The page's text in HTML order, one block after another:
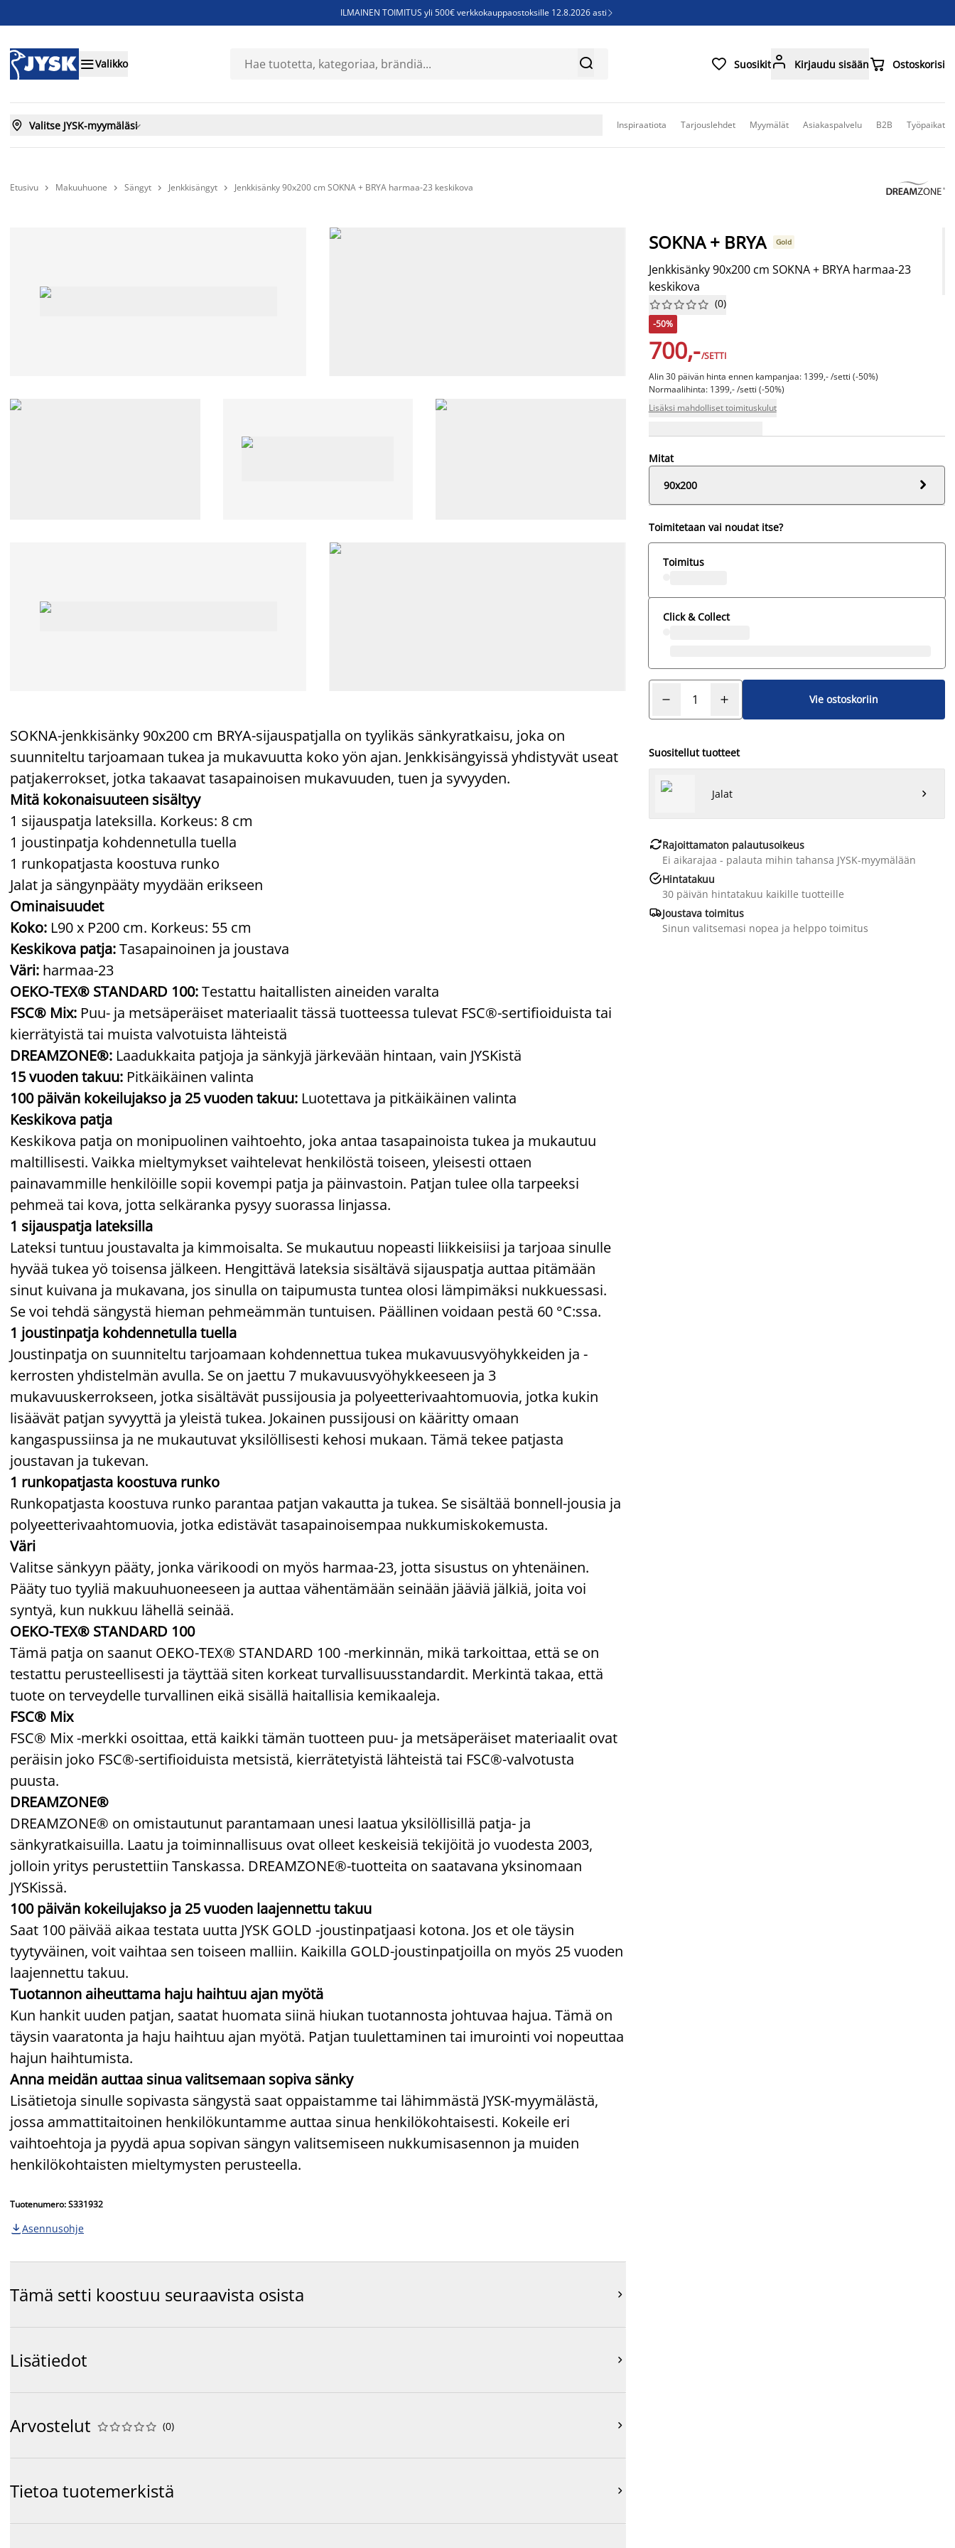
ILMAINEN TOIMITUS yli 500€ verkkokauppaostoksille 12.8.2026 asti 
Sijauspatjoja - Säästä jopa 60%
Valikko   Suosikit Kirjaudu sisään Ostoskorisi
 Valitse JYSK-myymäläsi Inspiraatiota Tarjouslehdet Myymälät Asiakaspalvelu B2B Työpaikat
Etusivu  Makuuhuone  Sängyt  Jenkkisängyt  Jenkkisänky 90x200 cm SOKNA + BRYA harmaa-23 keskikova
SOKNA-jenkkisänky 90x200 cm BRYA-sijauspatjalla on tyylikäs sänkyratkaisu, joka on
suunniteltu tarjoamaan tukea ja mukavuutta koko yön ajan. Jenkkisängyissä yhdistyvät useat
patjakerrokset, jotka takaavat tasapainoisen mukavuuden, tuen ja syvyyden.
Mitä kokonaisuuteen sisältyy
1 sijauspatja lateksilla. Korkeus: 8 cm
1 joustinpatja kohdennetulla tuella
1 runkopatjasta koostuva runko
Jalat ja sängynpääty myydään erikseen
Ominaisuudet
Koko: L90 x P200 cm. Korkeus: 55 cm
Keskikova patja:Tasapainoinen ja joustava
Väri: harmaa-23
OEKO-TEX® STANDARD 100:Testattu haitallisten aineiden varalta
FSC® Mix: Puu- ja metsäperäiset materiaalit tässä tuotteessa tulevat FSC®-sertifioiduista tai
kierrätyistä tai muista valvotuista lähteistä
DREAMZONE®: Laadukkaita patjoja ja sänkyjä järkevään hintaan, vain JYSKistä
15 vuoden takuu: Pitkäikäinen valinta
100 päivän kokeilujakso ja 25 vuoden takuu: Luotettava ja pitkäikäinen valinta
Keskikova patja
Keskikova patja on monipuolinen vaihtoehto, joka antaa tasapainoista tukea ja mukautuu
maltillisesti. Vaikka mieltymykset vaihtelevat henkilöstä toiseen, yleisesti ottaen
painavammille henkilöille sopii kovempi patja ja päinvastoin. Patjan tulee olla tarpeeksi
pehmeä tai kova, jotta selkäranka pysyy suorassa linjassa.
1 sijauspatja lateksilla
Lateksi tuntuu joustavalta ja kimmoisalta. Se mukautuu nopeasti liikkeisiisi ja tarjoaa sinulle
hyvää tukea yö toisensa jälkeen. Hengittävä lateksia sisältävä sijauspatja auttaa pitämään
sinut kuivana ja mukavana, jos sinulla on taipumusta tuntea olosi lämpimäksi nukkuessasi.
Se voi tehdä sängystä hieman pehmeämmän tuntuisen. Päällinen voidaan pestä 60 °C:ssa.
1 joustinpatja kohdennetulla tuella
Joustinpatja on suunniteltu tarjoamaan kohdennettua tukea mukavuusvyöhykkeiden ja -
kerrosten yhdistelmän avulla. Se on jaettu 7 mukavuusvyöhykkeeseen ja 3
mukavuuskerrokseen, jotka sisältävät pussijousia ja polyeetterivaahtomuovia, jotka kukin
lisäävät patjan syvyyttä ja yleistä tukea. Jokainen pussijousi on kääritty omaan
kangaspussiinsa ja ne mukautuvat yksilöllisesti kehosi mukaan. Tämä tekee patjasta
joustavan ja tukevan.
1 runkopatjasta koostuva runko
Runkopatjasta koostuva runko parantaa patjan vakautta ja tukea. Se sisältää bonnell-jousia ja
polyeetterivaahtomuovia, jotka edistävät tasapainoisempaa nukkumiskokemusta.
Väri
Valitse sänkyyn pääty, jonka värikoodi on myös harmaa-23, jotta sisustus on yhtenäinen.
Pääty tuo tyyliä makuuhuoneeseen ja auttaa vähentämään seinään jääviä jälkiä, joita voi
syntyä, kun nukkuu lähellä seinää.
OEKO-TEX® STANDARD 100
Tämä patja on saanut OEKO-TEX® STANDARD 100 -merkinnän, mikä tarkoittaa, että se on
testattu perusteellisesti ja täyttää siten korkeat turvallisuusstandardit. Merkintä takaa, että
tuote on terveydelle turvallinen eikä sisällä haitallisia kemikaaleja.
FSC® Mix
FSC® Mix -merkki osoittaa, että kaikki tämän tuotteen puu- ja metsäperäiset materiaalit ovat
peräisin joko FSC®-sertifioiduista metsistä, kierrätetyistä lähteistä tai FSC®-valvotusta
puusta.
DREAMZONE®
DREAMZONE® on omistautunut parantamaan unesi laatua yksilöllisillä patja- ja
sänkyratkaisuilla. Laatu ja toiminnallisuus ovat olleet keskeisiä tekijöitä jo vuodesta 2003,
jolloin yritys perustettiin Tanskassa. DREAMZONE®-tuotteita on saatavana yksinomaan
JYSKissä.
100 päivän kokeilujakso ja 25 vuoden laajennettu takuu
Saat 100 päivää aikaa testata uutta JYSK GOLD -joustinpatjaasi kotona. Jos et ole täysin
tyytyväinen, voit vaihtaa sen toiseen malliin. Kaikilla GOLD-joustinpatjoilla on myös 25 vuoden
laajennettu takuu.
Tuotannon aiheuttama haju haihtuu ajan myötä
Kun hankit uuden patjan, saatat huomata siinä hiukan tuotannosta johtuvaa hajua. Tämä on
täysin vaaratonta ja haju haihtuu ajan myötä. Patjan tuulettaminen tai imurointi voi nopeuttaa
hajun haihtumista.
Anna meidän auttaa sinua valitsemaan sopiva sänky
Lisätietoja sinulle sopivasta sängystä saat oppaistamme tai lähimmästä JYSK-myymälästä,
jossa ammattitaitoinen henkilökuntamme auttaa sinua henkilökohtaisesti. Kokeile eri
vaihtoehtoja ja pyydä apua sopivan sängyn valitsemiseen nukkumisasennon ja muiden
henkilökohtaisten mieltymysten perusteella.
Tuotenumero: S331932
 Asennusohje
Tämä setti koostuu seuraavista osista 
Lisätiedot 
Arvostelut 




 (0) 
Tietoa tuotemerkistä 
SOKNA + BRYA Gold
Jenkkisänky 90x200 cm SOKNA + BRYA harmaa-23
keskikova





 (0)
-50%
700,-/SETTI
Alin 30 päivän hinta ennen kampanjaa: 1399,- /setti (-50%)
Normaalihinta: 1399,- /setti (-50%)
Lisäksi mahdolliset toimituskulut
Mitat
90x200

Toimitetaan vai noudat itse?
Toimitus
Click & Collect
Vie ostoskoriin
Suositellut tuotteet
Jalat 
Rajoittamaton palautusoikeus
Ei aikarajaa - palauta mihin tahansa JYSK-myymälään
Hintatakuu
30 päivän hintatakuu kaikille tuotteille
Joustava toimitus
Sinun valitsemasi nopea ja helppo toimitus